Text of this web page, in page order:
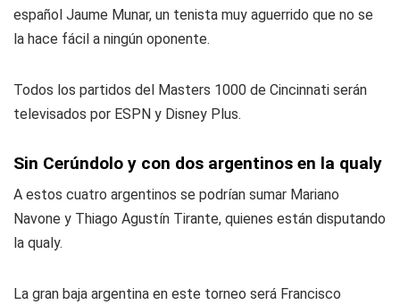
español Jaume Munar, un tenista muy aguerrido que no se
la hace fácil a ningún oponente.
Todos los partidos del Masters 1000 de Cincinnati serán
televisados por ESPN y Disney Plus.
Sin Cerúndolo y con dos argentinos en la qualy
A estos cuatro argentinos se podrían sumar Mariano
Navone y Thiago Agustín Tirante, quienes están disputando
la qualy.
La gran baja argentina en este torneo será Francisco